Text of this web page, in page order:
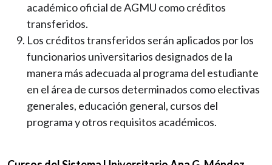
académico oficial de AGMU como créditos
transferidos.
Los créditos transferidos serán aplicados por los
funcionarios universitarios designados de la
manera más adecuada al programa del estudiante
en el área de cursos determinados como electivas
generales, educación general, cursos del
programa y otros requisitos académicos.